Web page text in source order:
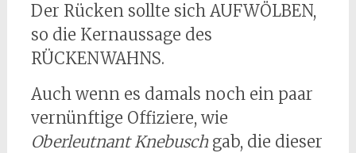
Der Rücken sollte sich AUFWÖLBEN,
so die Kernaussage des
RÜCKENWAHNS.
Auch wenn es damals noch ein paar
vernünftige Offiziere, wie
Oberleutnant Knebuschgab, die dieser